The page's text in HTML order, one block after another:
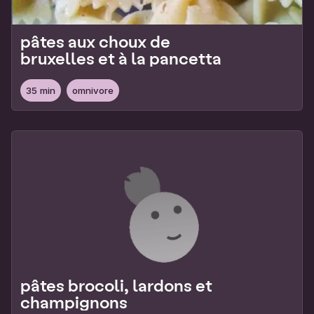
pâtes aux choux de
bruxelles et à la pancetta
35 min omnivore
pâtes brocoli, lardons et
champignons